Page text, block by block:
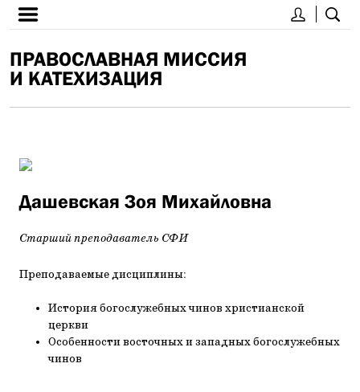
ПРАВОСЛАВНАЯ МИССИЯ
И КАТЕХИЗАЦИЯ
Дашевская Зоя Михайловна
Старший преподаватель СФИ
Преподаваемые дисциплины:
История богослужебных чинов христианской
церкви
Особенности восточных и западных богослужебных
чинов